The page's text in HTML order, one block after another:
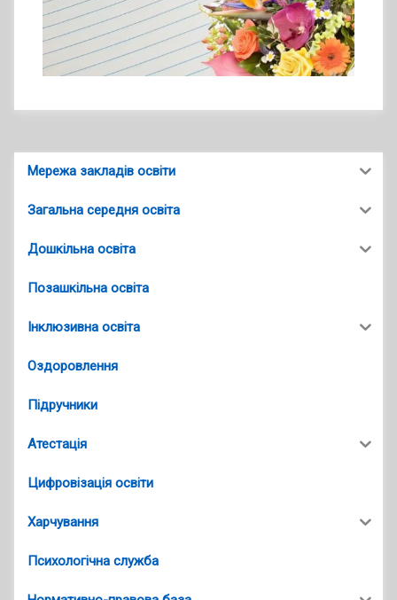
Мережа закладів освіти
Загальна середня освіта
Дошкільна освіта
Позашкільна освіта
Інклюзивна освіта
Оздоровлення
Підручники
Атестація
Цифровізація освіти
Харчування
Психологічна служба